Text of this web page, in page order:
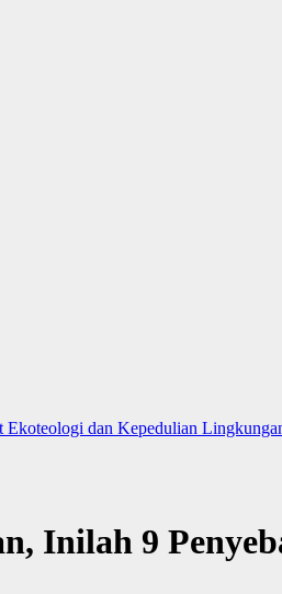
Ekoteologi dan Kepedulian
Inilah 9